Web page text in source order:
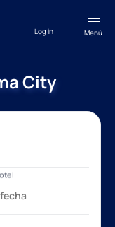
Menú
Log in
City